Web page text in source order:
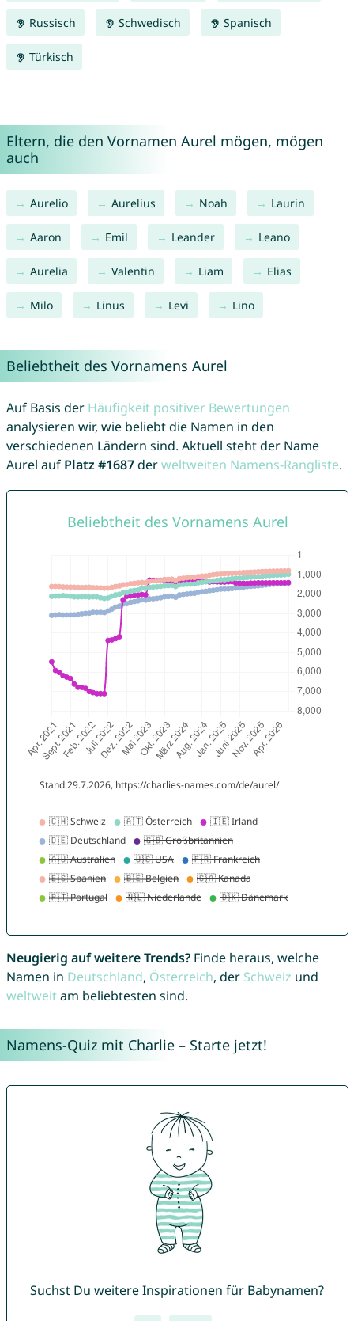
Russisch Schwedisch Spanisch
Türkisch
Eltern, die den Vornamen Aurel mögen, mögen
auch
Aurelio Aurelius Noah Laurin
Aaron Emil Leander Leano
Aurelia Valentin Liam Elias
Milo Linus Levi Lino
Beliebtheit des Vornamens Aurel
Auf Basis der Häufigkeit positiver Bewertungen
analysieren wir, wie beliebt die Namen in den
verschiedenen Ländern sind. Aktuell steht der Name
Aurel auf Platz #1687derweltweiten Namens-Rangliste.
Neugierig auf weitere Trends?Finde heraus, welche
Namen in Deutschland, Österreich, der Schweiz und
weltweitam beliebtesten sind.
Namens-Quiz mit Charlie – Starte jetzt!
Suchst Du weitere Inspirationen für Babynamen?